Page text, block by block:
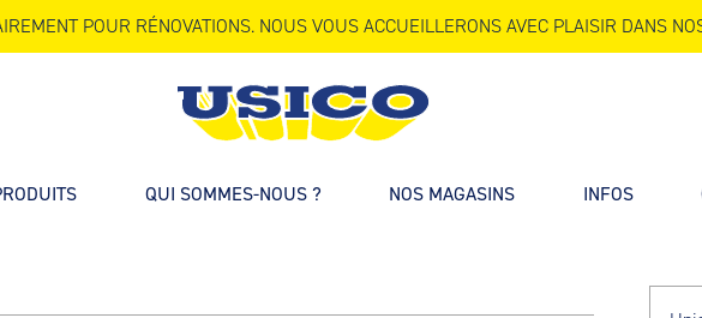
POUR RÉNOVATIONS. NOUS VOUS ACCUEILLERONS AVEC PLAISIR DANS
QUI SOMMES-NOUS ? NOS MAGASINS INFOS